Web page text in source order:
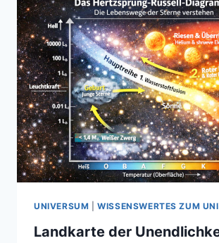
UNIVERSUM |WISSENSWERTES ZUM
Landkarte der